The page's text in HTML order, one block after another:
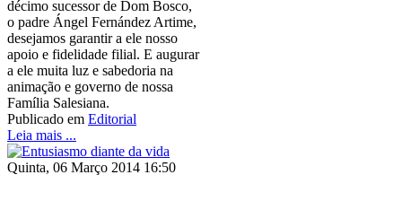
décimo sucessor de Dom Bosco,
o padre Ángel Fernández Artime,
desejamos garantir a ele nosso
apoio e fidelidade filial. E augurar
a ele muita luz e sabedoria na
animação e governo de nossa
Família Salesiana.
Publicado em Editorial
Leia mais ...
Quinta, 06 Março 2014 16:50